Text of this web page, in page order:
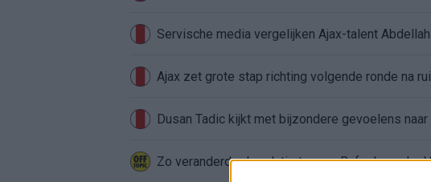
Servische media vergelijken Ajax-talent
Ajax zet grote stap richting volgende ronde na
Dusan Tadic kijkt met bijzondere gevoelens naar
Zo veranderde de relatie tussen Rafael van der